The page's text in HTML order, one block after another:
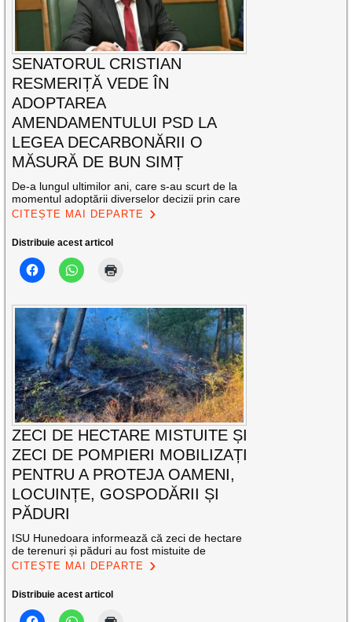
SENATORUL CRISTIAN
RESMERIȚĂ VEDE ÎN
ADOPTAREA
AMENDAMENTULUI PSD LA
LEGEA DECARBONĂRII O
MĂSURĂ DE BUN SIMȚ
De-a lungul ultimilor ani, care s-au scurt de la
momentul adoptării diverselor decizii prin care
CITEȘTE MAI DEPARTE
Distribuie acest articol
ZECI DE HECTARE MISTUITE ȘI
ZECI DE POMPIERI MOBILIZAȚI
PENTRU A PROTEJA OAMENI,
LOCUINȚE, GOSPODĂRII ȘI
PĂDURI
ISU Hunedoara informează că zeci de hectare
de terenuri și păduri au fost mistuite de
CITEȘTE MAI DEPARTE
Distribuie acest articol